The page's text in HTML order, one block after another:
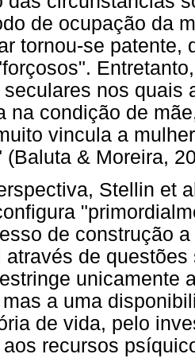
de ocupação da
tornou-se patente,
seculares nos quais
na condição de
vincula a
(Baluta & Moreira,
Stellin et
de construção
através de
unicamente
a uma
de vida, pelo
recursos